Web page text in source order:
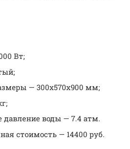
Вт;
— 300х570х900 мм;
давление воды — 7.4 атм.
стоимость — 14400 руб.